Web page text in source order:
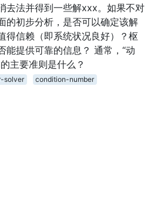
去法并得到一些解xxx。如果不对
的初步分析，是否可以确定该解
得信赖（即系统状况良好）？枢
能提供可靠的信息？ 通常，“动
主要准则是什么？
solver
condition-number